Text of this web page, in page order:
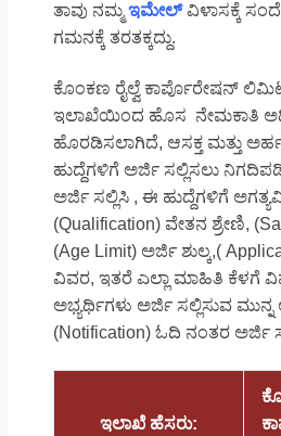
ತಾವು ನಮ್ಮಇಮೇಲ್ವಿಳಾಸಕ್ಕೆ
ಗಮನಕ್ಕೆ ತರತಕ್ಕದ್ದು.
ಕೊಂಕಣ ರೈಲ್ವೆ ಕಾರ್ಪೊರೇಷನ್
ಇಲಾಖೆಯಿಂದ ಹೊಸ ನೇಮಕಾತಿ
ಹೊರಡಿಸಲಾಗಿದೆ, ಆಸಕ್ತ ಮತ್ತು
ಹುದ್ದೆಗಳಿಗೆ ಅರ್ಜಿ ಸಲ್ಲಿಸಲು
ಅರ್ಜಿ ಸಲ್ಲಿಸಿ , ಈ ಹುದ್ದೆಗಳಿಗೆ
(Qualification) ವೇತನ ಶ್ರೇಣಿ,
(Age Limit) ಅರ್ಜಿ ಶುಲ್ಕ,(
ವಿವರ, ಇತರೆ ಎಲ್ಲಾ ಮಾಹಿತಿ ಕೆಳಗೆ
ಅಭ್ಯರ್ಥಿಗಳು ಅರ್ಜಿ ಸಲ್ಲಿಸುವ
(Notification) ಓದಿ ನಂತರ ಅರ್ಜಿ
ಇಲಾಖೆ ಹೆಸರು: